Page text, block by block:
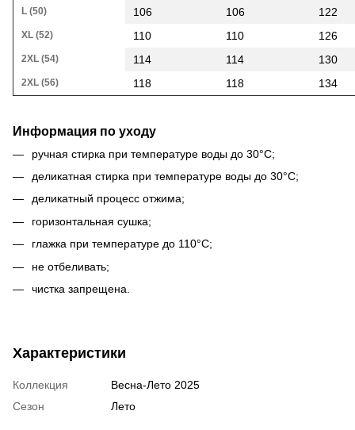
L (50) 106 106 122
XL (52) 110 110 126
2XL (54) 114 114 130
2XL (56) 118 118 134
Информация по уходу
ручная стирка при температуре воды до 30°С;
деликатная стирка при температуре воды до 30°С;
деликатный процесс отжима;
горизонтальная сушка;
глажка при температуре до 110°С;
не отбеливать;
чистка запрещена.
Характеристики
Коллекция
Весна-Лето 2025
Сезон
Лето